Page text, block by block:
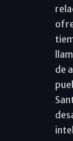
de